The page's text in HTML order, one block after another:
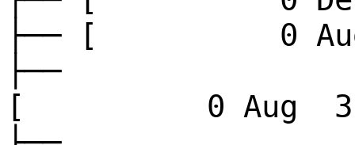
├── [ 0
├──
[ 0 Aug 3